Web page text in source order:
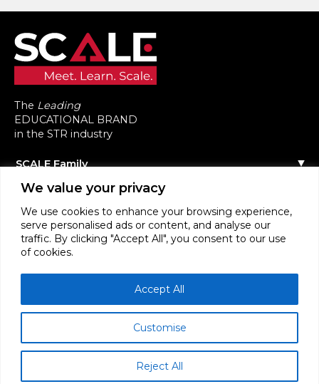
We value your privacy
We use cookies to enhance your browsing experience,
serve personalised ads or content, and analyse our
traffic. By clicking "Accept All", you consent to our use
of cookies.
Customise
Reject All
Accept All
The Leading
EDUCATIONAL BRAND
in the STR industry
SCALE Family
Notre histoire
L’équipe
Contactez-nous
Tous nos événements
Agenda des événements
Événements précédents
Devenez Intervenant
Sponsoriser l’événement
F.A.Q
Communauté
A propos de la Communauté
Devenir Membre
Devenir Contributeur
Scale Connect
Formation